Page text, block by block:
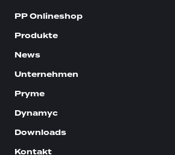
PP Onlineshop
Produkte
News
Unternehmen
Pryme
Dynamyc
Downloads
Kontakt